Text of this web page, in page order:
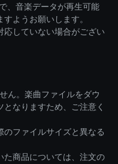
、音楽データが再生可能
ようお願いします。
応していない場合がござい
ん。楽曲ファイルをダウ
なりますため、ご注意く
のファイルサイズと異なる
た商品については、注文の